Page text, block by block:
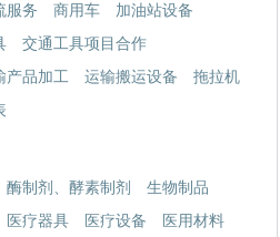
服务 商用车
加油站设备
交通工具项目合作
产品加工 运输搬运设备
拖拉机
酶制剂、酵素制剂
生物制品
医疗器具 医疗设备
医用材料